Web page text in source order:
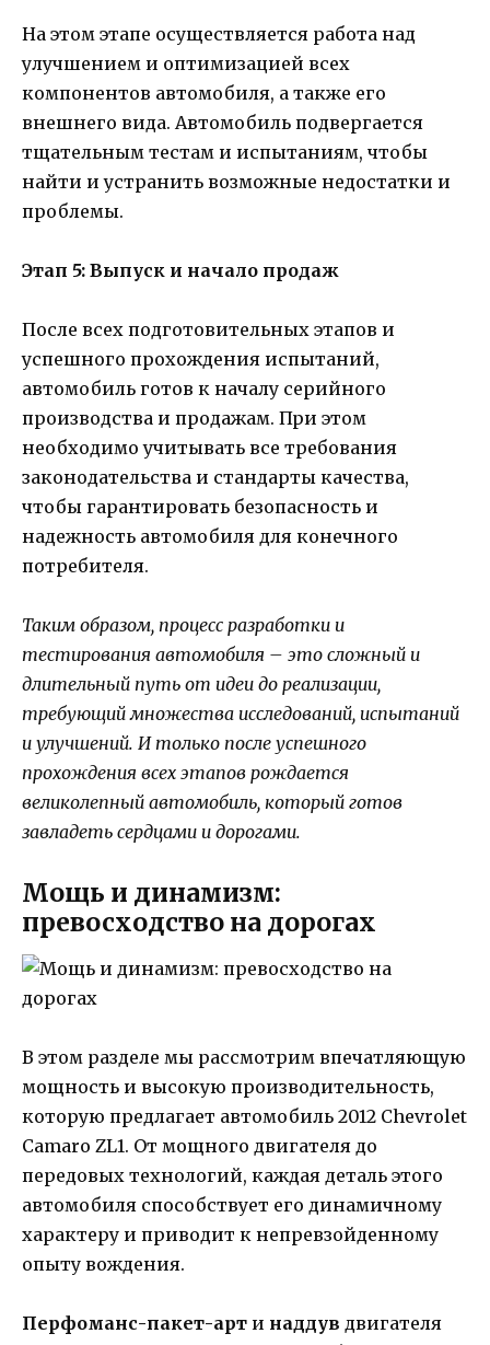
На этом этапе осуществляется работа над
улучшением и оптимизацией всех
компонентов автомобиля, а также его
внешнего вида. Автомобиль подвергается
тщательным тестам и испытаниям, чтобы
найти и устранить возможные недостатки и
проблемы.
Этап 5: Выпуск и начало продаж
После всех подготовительных этапов и
успешного прохождения испытаний,
автомобиль готов к началу серийного
производства и продажам. При этом
необходимо учитывать все требования
законодательства и стандарты качества,
чтобы гарантировать безопасность и
надежность автомобиля для конечного
потребителя.
Таким образом, процесс разработки и
тестирования автомобиля – это сложный и
длительный путь от идеи до реализации,
требующий множества исследований, испытаний
и улучшений. И только после успешного
прохождения всех этапов рождается
великолепный автомобиль, который готов
завладеть сердцами и дорогами.
Мощь и динамизм:
превосходство на дорогах
В этом разделе мы рассмотрим впечатляющую
мощность и высокую производительность,
которую предлагает автомобиль 2012 Chevrolet
Camaro ZL1. От мощного двигателя до
передовых технологий, каждая деталь этого
автомобиля способствует его динамичному
характеру и приводит к непревзойденному
опыту вождения.
Перфоманс-пакет-арт и наддув двигателя